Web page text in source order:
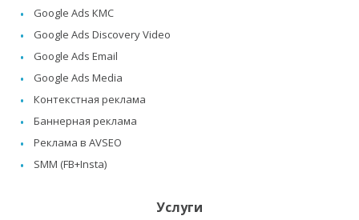
Google Ads КМС
Google Ads Discovery Video
Google Ads Email
Google Ads Media
Контекстная реклама
Баннерная реклама
Реклама в AVSEO
SMM (FB+Insta)
Услуги